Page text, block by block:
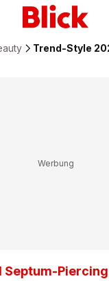
Trend-Style
Septum-Piercing